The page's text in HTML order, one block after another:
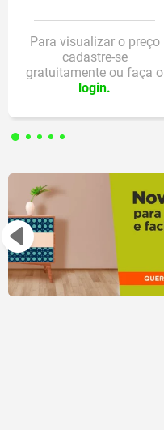
Para visualizar o preço
cadastre-se
gratuitamente ou faça o
login.